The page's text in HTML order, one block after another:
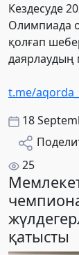
Кездесуде
Олимпиада
қолғап
даярлаудың
t.me/
18
25
қатысты